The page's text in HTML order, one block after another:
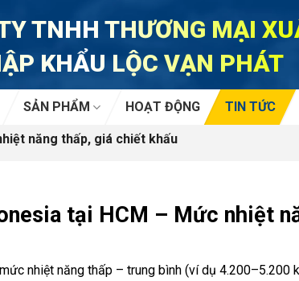
TNHH THƯƠNG MẠI
KHẨU LỘC VẠN PHÁT
SẢN PHẨM HOẠT ĐỘNG TIN TỨC
năng thấp, giá chiết khấu
tại HCM – Mức nhiệt
nhiệt năng thấp – trung bình (ví dụ